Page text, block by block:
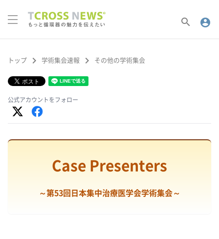
search account_circle
トップ keyboard_arrow_right 学術集会速報 keyboard_arrow_right その他の学術集会
公式アカウントをフォロー
Case Presenters
～第53回日本集中治療医学会学術集会～